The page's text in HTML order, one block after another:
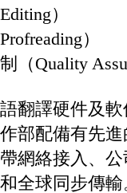
）
）
（Quality
翻譯硬件及
部配備有先
網絡接入、
全球同步傳輸